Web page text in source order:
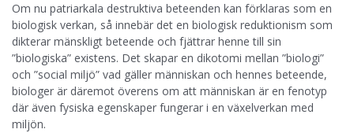
Om nu patriarkala destruktiva beteenden kan förklaras som en
biologisk verkan, så innebär det en biologisk reduktionism som
dikterar mänskligt beteende och fjättrar henne till sin
”biologiska” existens. Det skapar en dikotomi mellan ”biologi”
och ”social miljö” vad gäller människan och hennes beteende,
biologer är däremot överens om att människan är en fenotyp
där även fysiska egenskaper fungerar i en växelverkan med
miljön.